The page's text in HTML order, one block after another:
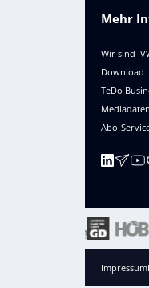
Mehr
Wir sind
Download
TeDo
Mediadaten
Abo-
Impressum